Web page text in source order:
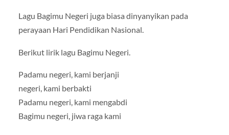
Lagu Bagimu Negeri juga biasa dinyanyikan pada
perayaan Hari Pendidikan Nasional.
Berikut lirik lagu Bagimu Negeri.
Padamu negeri, kami berjanji
negeri, kami berbakti
Padamu negeri, kami mengabdi
Bagimu negeri, jiwa raga kami